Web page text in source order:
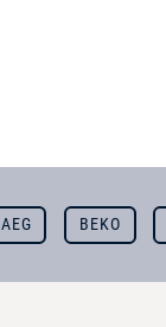
AEG BEKO